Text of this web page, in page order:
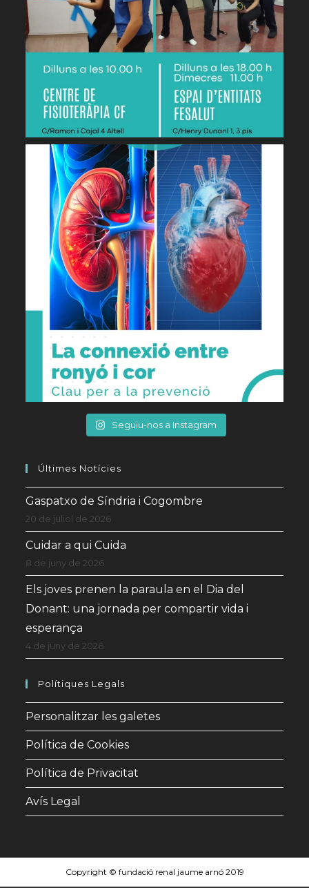
Seguiu-nos a Instagram
Últimes Notícies
Gaspatxo de Síndria i Cogombre
20 de juliol de 2026
Cuidar a qui Cuida
8 de juny de 2026
Els joves prenen la paraula en el Dia del
Donant: una jornada per compartir vida i
esperança
4 de juny de 2026
Polítiques Legals
Personalitzar les galetes
Política de Cookies
Política de Privacitat
Avís Legal
Copyright © fundació renal jaume arnó 2019